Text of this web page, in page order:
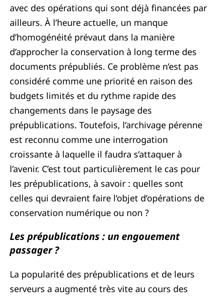
avec des opérations qui sont déjà financées par
ailleurs. À l’heure actuelle, un manque
d’homogénéité prévaut dans la manière
d’approcher la conservation à long terme des
documents prépubliés. Ce problème n’est pas
considéré comme une priorité en raison des
budgets limités et du rythme rapide des
changements dans le paysage des
prépublications. Toutefois, l’archivage pérenne
est reconnu comme une interrogation
croissante à laquelle il faudra s’attaquer à
l’avenir. C’est tout particulièrement le cas pour
les prépublications, à savoir : quelles sont
celles qui devraient faire l’objet d’opérations de
conservation numérique ou non ?
Les prépublications : un engouement
passager ?
La popularité des prépublications et de leurs
serveurs a augmenté très vite au cours des